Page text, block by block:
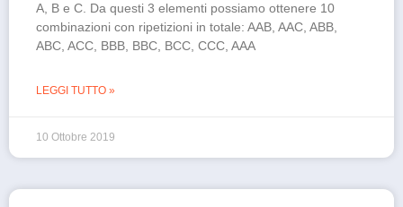
A, B e C. Da questi 3 elementi possiamo ottenere 10
combinazioni con ripetizioni in totale: AAB, AAC, ABB,
ABC, ACC, BBB, BBC, BCC, CCC, AAA
LEGGI TUTTO »
10 Ottobre 2019